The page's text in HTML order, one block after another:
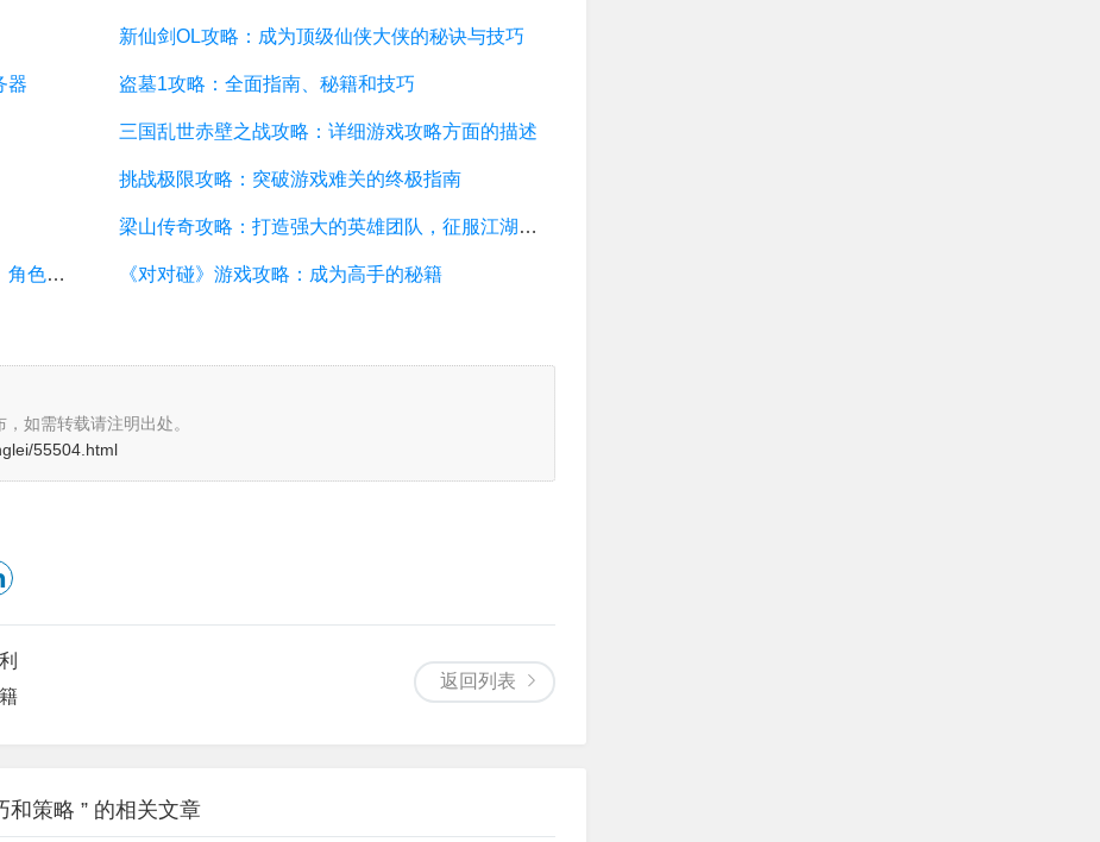
新仙剑OL攻略：成为顶级仙侠大侠的秘诀与技巧
器 盗墓1攻略：全面指南、秘籍和技巧
三国乱世赤壁之战攻略：详细游戏攻略方面的描述
挑战极限攻略：突破游戏难关的终极指南
梁山传奇攻略：打造强大的英雄团队，征服江湖的必备指南
武林外传小游戏攻略：全面解析游戏技巧、角色选择和剧情推进 《对对碰》游戏攻略：成为高手的秘籍
，如需转载请注明出处。
55504.html
返回列表
和策略 ” 的相关文章